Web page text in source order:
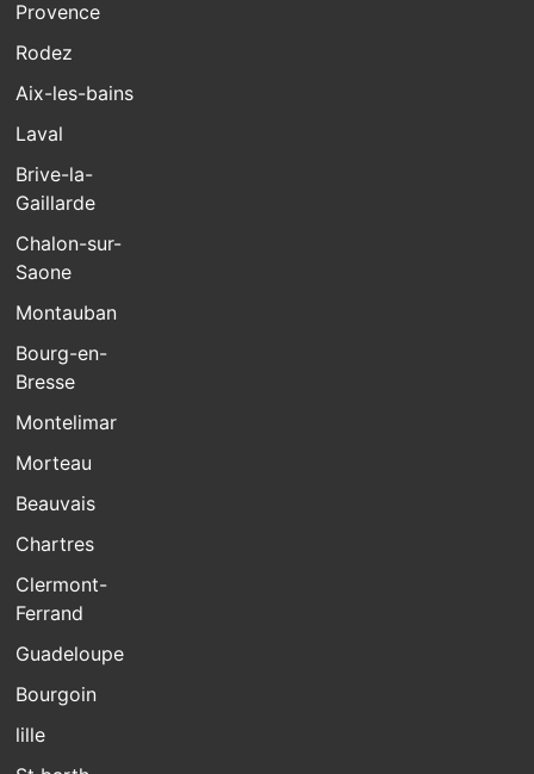
Provence
Rodez
Aix-les-bains
Laval
Brive-la-
Gaillarde
Chalon-sur-
Saone
Montauban
Bourg-en-
Bresse
Montelimar
Morteau
Beauvais
Chartres
Clermont-
Ferrand
Guadeloupe
Bourgoin
lille